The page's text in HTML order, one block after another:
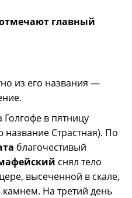
главный
из его названия —
Голгофе в пятницу
Страстная). По
благочестивый
снял тело
высеченной в скале,
На третий день